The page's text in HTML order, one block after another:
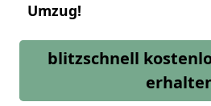
Umzug!
blitzschnell